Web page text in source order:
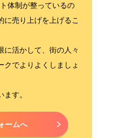
体制が整っているの
に売り上げを上げるこ
に活かして、街の人々
クでよりよくしましょ
す。
ームへ